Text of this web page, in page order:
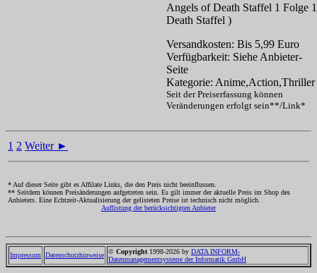
Angels of Death Staffel 1 Folge 1
Death Staffel )
Versandkosten: Bis 5,99 Euro
Verfügbarkeit: Siehe Anbieter-
Seite
Kategorie: Anime,Action,Thriller
Seit der Preiserfassung können
Veränderungen erfolgt sein**/Link*
1 2 Weiter ►
* Auf dieser Seite gibt es Affilate Links, die den Preis nicht beeinflussen.
** Seitdem können Preisänderungen aufgetreten sein. Es gilt immer der aktuelle Preis im Shop des
Anbieters. Eine Echtzeit-Aktualisierung der gelisteten Preise ist technisch nicht möglich.
Auflistung der berücksichtigten Anbieter
Impressum Datenschutzhinweise © Copyright 1998-2026 by DATA INFORM-
Datenmanagementsysteme der Informatik GmbH